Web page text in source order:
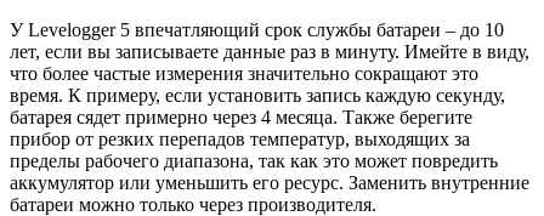
У Levelogger 5 впечатляющий срок службы батареи – до 10
лет, если вы записываете данные раз в минуту. Имейте в виду,
что более частые измерения значительно сокращают это
время. К примеру, если установить запись каждую секунду,
батарея сядет примерно через 4 месяца. Также берегите
прибор от резких перепадов температур, выходящих за
пределы рабочего диапазона, так как это может повредить
аккумулятор или уменьшить его ресурс. Заменить внутренние
батареи можно только через производителя.